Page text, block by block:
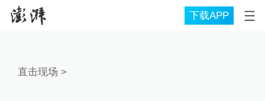
下载APP
直击现场 >